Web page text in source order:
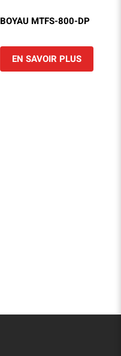
BOYAU MTFS-800-DP
EN SAVOIR PLUS